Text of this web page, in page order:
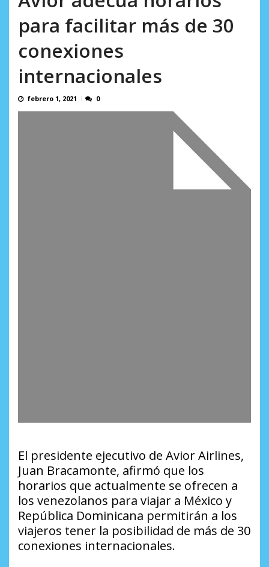
para facilitar más de 30
conexiones
internacionales
febrero 1, 2021 0
El presidente ejecutivo de Avior Airlines,
Juan Bracamonte, afirmó que los
horarios que actualmente se ofrecen a
los venezolanos para viajar a México y
República Dominicana permitirán a los
viajeros tener la posibilidad de más de 30
conexiones internacionales.